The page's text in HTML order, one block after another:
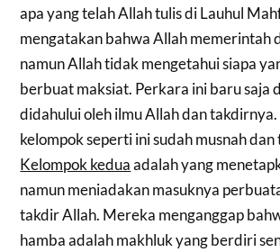
apa yang telah Allah tulis di Lauhul
mengatakan bahwa Allah memerintah
namun Allah tidak mengetahui siapa
berbuat maksiat. Perkara ini baru saja
didahului oleh ilmu Allah dan
kelompok seperti ini sudah musnah
Kelompok keduaadalah yang
namun meniadakan masuknya
takdir Allah. Mereka menganggap
hamba adalah makhluk yang berdiri